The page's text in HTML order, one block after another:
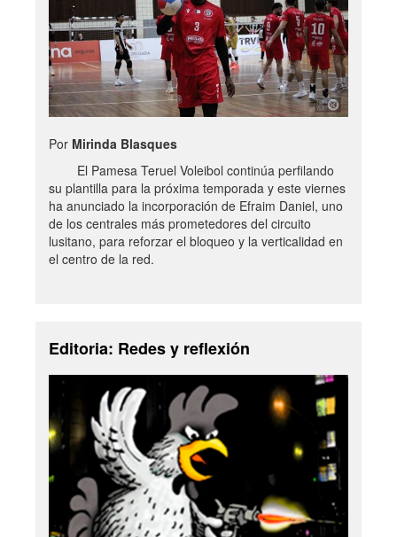
Por Mirinda Blasques
El Pamesa Teruel Voleibol continúa perfilando
su plantilla para la próxima temporada y este viernes
ha anunciado la incorporación de Efraim Daniel, uno
de los centrales más prometedores del circuito
lusitano, para reforzar el bloqueo y la verticalidad en
el centro de la red.
Editoria: Redes y reflexión